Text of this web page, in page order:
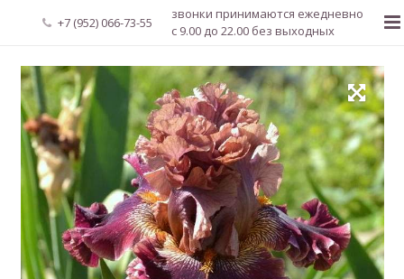
+7 (952) 066-73-55
звонки принимаются ежедневно
с 9.00 до 22.00 без выходных
Главная
О нас
Новости
Каталог растений
Доставка и оплата
Мой аккаунт